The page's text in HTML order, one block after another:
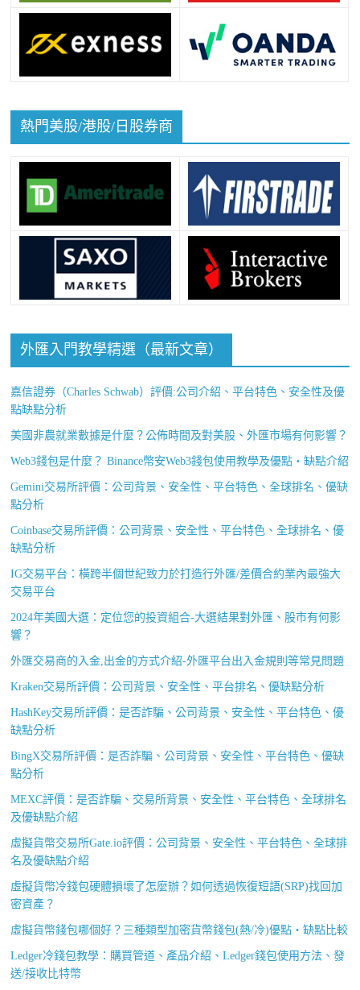
熱門美股/港股/日股券商
外匯入門教學精選（最新文章）
嘉信證券（Charles Schwab）評價:公司介紹、平台特色、安全性及優
點缺點分析
美國非農就業數據是什麼？公佈時間及對美股、外匯市場有何影響？
Web3錢包是什麼？ Binance幣安Web3錢包使用教學及優點・缺點介紹
Gemini交易所評價：公司背景、安全性、平台特色、全球排名、優缺
點分析
Coinbase交易所評價：公司背景、安全性、平台特色、全球排名、優
缺點分析
IG交易平台：橫跨半個世紀致力於打造行外匯/差價合約業內最強大
交易平台
2024年美國大選：定位您的投資組合-大選結果對外匯、股市有何影
響？
外匯交易商的入金,出金的方式介紹-外匯平台出入金規則等常見問題
Kraken交易所評價：公司背景、安全性、平台排名、優缺點分析
HashKey交易所評價：是否詐騙、公司背景、安全性、平台特色、優
缺點分析
BingX交易所評價：是否詐騙、公司背景、安全性、平台特色、優缺
點分析
MEXC評價：是否詐騙、交易所背景、安全性、平台特色、全球排名
及優缺點介紹
虛擬貨幣交易所Gate.io評價：公司背景、安全性、平台特色、全球排
名及優缺點介紹
虛擬貨幣冷錢包硬體損壞了怎麼辦？如何透過恢復短語(SRP)找回加
密資產？
虛擬貨幣錢包哪個好？三種類型加密貨幣錢包(熱/冷)優點・缺點比較
Ledger冷錢包教學：購買管道、產品介紹、Ledger錢包使用方法、發
送/接收比特幣